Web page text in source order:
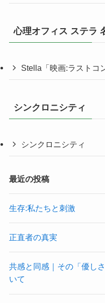
心理オフィス ステラ
Stella「映画:ラストコ
シンクロニシティ
シンクロニシティ
最近の投稿
生存:私たちと刺激
正直者の真実
共感と同感｜その「優し
いて